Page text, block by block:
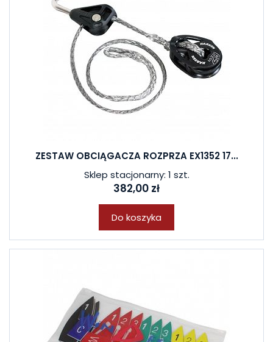
ZESTAW OBCIĄGACZA ROZPRZA EX1352 17...
Sklep stacjonarny: 1 szt.
382,00 zł
Do koszyka